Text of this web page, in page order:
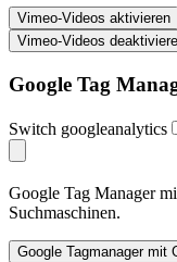
Google Tag
Switch googleanalytics
Google Tag Manager
Suchmaschinen.